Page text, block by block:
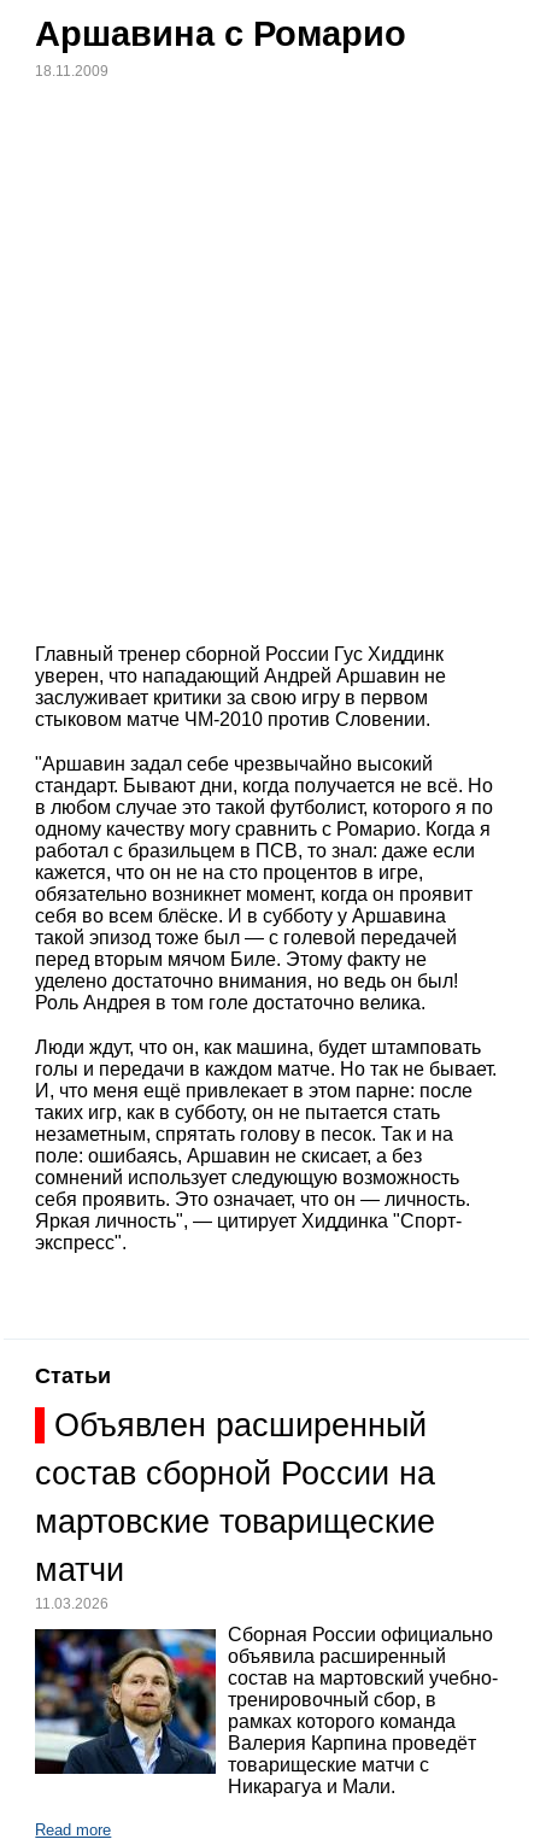
Аршавина с Ромарио
18.11.2009
Главный тренер сборной России Гус Хиддинк
уверен, что нападающий Андрей Аршавин не
заслуживает критики за свою игру в первом
стыковом матче ЧМ-2010 против Словении.
"Аршавин задал себе чрезвычайно высокий
стандарт. Бывают дни, когда получается не всё. Но
в любом случае это такой футболист, которого я по
одному качеству могу сравнить с Ромарио. Когда я
работал с бразильцем в ПСВ, то знал: даже если
кажется, что он не на сто процентов в игре,
обязательно возникнет момент, когда он проявит
себя во всем блёске. И в субботу у Аршавина
такой эпизод тоже был — с голевой передачей
перед вторым мячом Биле. Этому факту не
уделено достаточно внимания, но ведь он был!
Роль Андрея в том голе достаточно велика.
Люди ждут, что он, как машина, будет штамповать
голы и передачи в каждом матче. Но так не бывает.
И, что меня ещё привлекает в этом парне: после
таких игр, как в субботу, он не пытается стать
незаметным, спрятать голову в песок. Так и на
поле: ошибаясь, Аршавин не скисает, а без
сомнений использует следующую возможность
себя проявить. Это означает, что он — личность.
Яркая личность", — цитирует Хиддинка "Спорт-
экспресс".
Статьи
Объявлен расширенный
состав сборной России на
мартовские товарищеские
матчи
11.03.2026
Сборная России официально
объявила расширенный
состав на мартовский учебно-
тренировочный сбор, в
рамках которого команда
Валерия Карпина проведёт
товарищеские матчи с
Никарагуа и Мали.
Read more